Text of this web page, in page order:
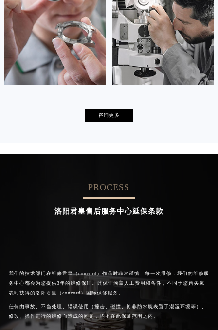
的高级技师之一
Tianjin concord Maintain center
 天津君皇维修
的高级技师之一
Nanjing concord Maintain center
 上海君皇保养
辛迪·克莱门特
资深君皇技师

咨询更多
PROCESS
洛阳君皇售后服务中心延保条款
我们的技术部门在维修君皇（concord）作品时非常谨慎。每一次维修，我们的维修服
务中心都会为您提供3年的维修保证。此保证涵盖人工费用和备件，不同于您购买腕
表时获得的洛阳君皇（concord）国际保修服务。
任何由事故、不当处理、错误使用（撞击、碰撞、将非防水腕表置于潮湿环境等）、
修改、操作进行的维修而造成的问题，均不在此保证范围之内。